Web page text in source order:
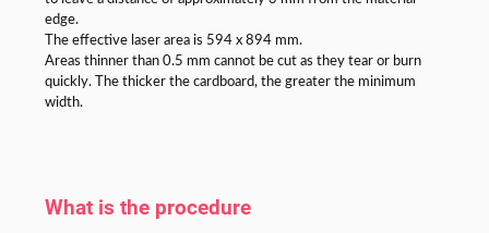
edge.
The effective laser area is 594 x 894 mm.
Areas thinner than 0.5 mm cannot be cut as they tear or burn
quickly. The thicker the cardboard, the greater the minimum
width.
What is the procedure